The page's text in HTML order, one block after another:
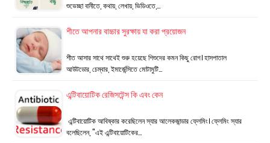
শুভেচ্ছা বানীতে, কথায়, লেখায়, ভিডিওতে,…
শীতে আপনার বাচ্চার সুরক্ষায় যা করা প্রয়োজন
শীত আসার সাথে সাথেই শুরু হয়েছে শিশুদের কমন কিছু রোগ। হাসপাতাল
আউটডোর, চেম্বার, ইমার্জেন্সিতে মোটামুটি…
এন্টিবায়োটিক রেজিসটেন্স কি এবং কেন
এন্টিবায়োটিক আবিষ্কার করেছিলেন স্যার আলেকজান্ডার ফ্লেমিং। ফ্লেমিং স্যার
বলেছিলেন, "এই এন্টিবায়োটিকের…